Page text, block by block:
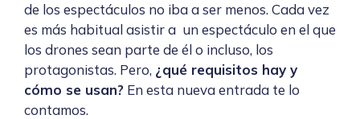
de los espectáculos no iba a ser menos. Cada vez
es más habitual asistir a un espectáculo en el que
los drones sean parte de él o incluso, los
protagonistas. Pero, ¿qué requisitos hay y
cómo se usan? En esta nueva entrada te lo
contamos.